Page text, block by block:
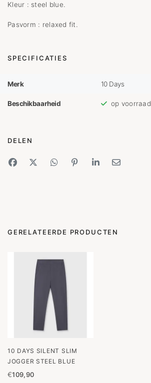
Kleur : steel blue.
Pasvorm : relaxed fit.
SPECIFICATIES
Merk 10 Days
Beschikbaarheid op voorraad
DELEN
GERELATEERDE PRODUCTEN
10 DAYS SILENT SLIM
JOGGER STEEL BLUE
€109,90